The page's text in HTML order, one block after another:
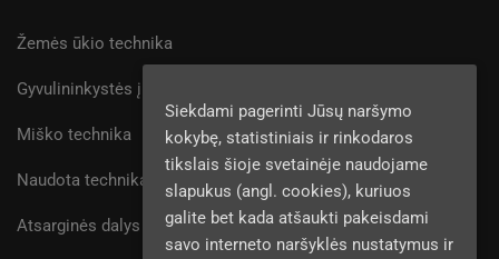
Žemės ūkio technika
Gyvulininkystės įranga
Miško technika
Naudota technika
Atsarginės dalys
Siekdami pagerinti Jūsų naršymo
kokybę, statistiniais ir rinkodaros
tikslais šioje svetainėje naudojame
slapukus (angl. cookies), kuriuos
galite bet kada atšaukti pakeisdami
savo interneto naršyklės nustatymus ir